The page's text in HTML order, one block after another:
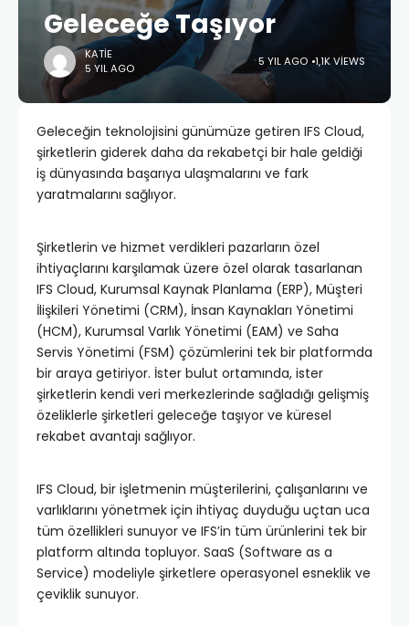
Geleceğe Taşıyor
KATIE
5 YIL AGO
5 YIL AGO 1,1K VIEWS
Geleceğin teknolojisini günümüze getiren IFS Cloud,
şirketlerin giderek daha da rekabetçi bir hale geldiği
iş dünyasında başarıya ulaşmalarını ve fark
yaratmalarını sağlıyor.
Şirketlerin ve hizmet verdikleri pazarların özel
ihtiyaçlarını karşılamak üzere özel olarak tasarlanan
IFS Cloud, Kurumsal Kaynak Planlama (ERP), Müşteri
İlişkileri Yönetimi (CRM), İnsan Kaynakları Yönetimi
(HCM), Kurumsal Varlık Yönetimi (EAM) ve Saha
Servis Yönetimi (FSM) çözümlerini tek bir platformda
bir araya getiriyor. İster bulut ortamında, ister
şirketlerin kendi veri merkezlerinde sağladığı gelişmiş
özeliklerle şirketleri geleceğe taşıyor ve küresel
rekabet avantajı sağlıyor.
IFS Cloud, bir işletmenin müşterilerini, çalışanlarını ve
varlıklarını yönetmek için ihtiyaç duyduğu uçtan uca
tüm özellikleri sunuyor ve IFS’in tüm ürünlerini tek bir
platform altında topluyor. SaaS (Software as a
Service) modeliyle şirketlere operasyonel esneklik ve
çeviklik sunuyor.